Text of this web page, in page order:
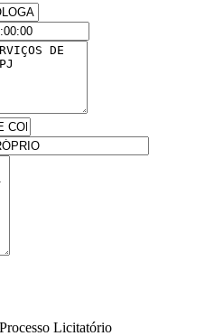
Licitatório